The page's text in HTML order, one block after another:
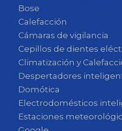
Bose
Calefacción
Cámaras de vigilancia
Cepillos de dientes
Climatización y
Despertadores
Domótica
Electrodomésticos
Estaciones